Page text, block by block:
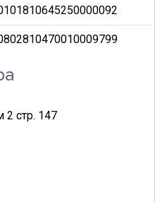
2 стр. 147